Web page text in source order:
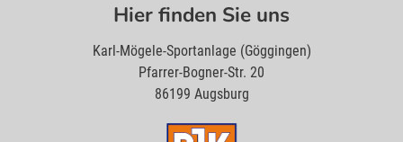
Hier finden Sie uns
Karl-Mögele-Sportanlage (Göggingen)
Pfarrer-Bogner-Str. 20
86199 Augsburg